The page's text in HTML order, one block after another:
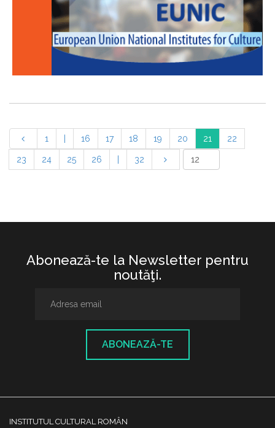
1 16 17 18 19 20 21 22
23 24 25 26 32
Abonează-te la Newsletter pentru
noutăţi.
ABONEAZĂ-TE
INSTITUTUL CULTURAL ROMÂN